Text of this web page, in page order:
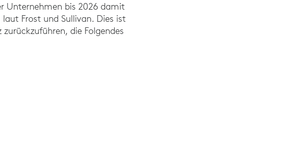
Unternehmen bis 2026 damit
Frost und Sullivan. Dies ist
die Folgendes